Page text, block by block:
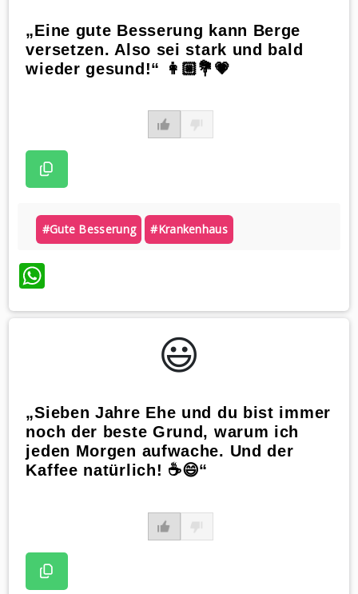
„Eine gute Besserung kann Berge
versetzen. Also sei stark und bald
wieder gesund!“ 👩🏼💐💗
#gute Besserung #krankenhaus
WhatsApp
😃️
„Sieben Jahre Ehe und du bist immer
noch der beste Grund, warum ich
jeden Morgen aufwache. Und der
Kaffee natürlich! ☕️😄“